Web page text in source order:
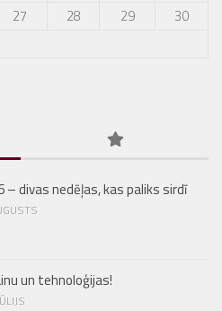
27 28 29
30
– divas nedēļas, kas paliks sirdī
un tehnoloģijas!